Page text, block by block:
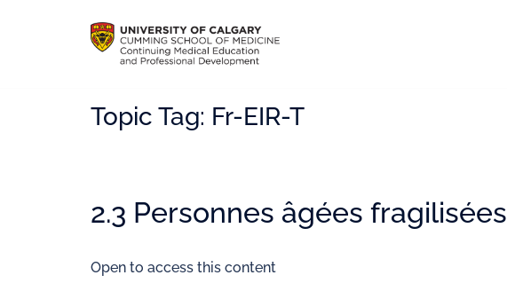
Topic Tag: Fr-EIR-T
2.3 Personnes âgées fragilisées
Open to access this content